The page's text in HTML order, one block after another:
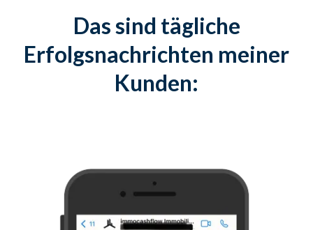
Das sind tägliche
Erfolgsnachrichten meiner
Kunden: